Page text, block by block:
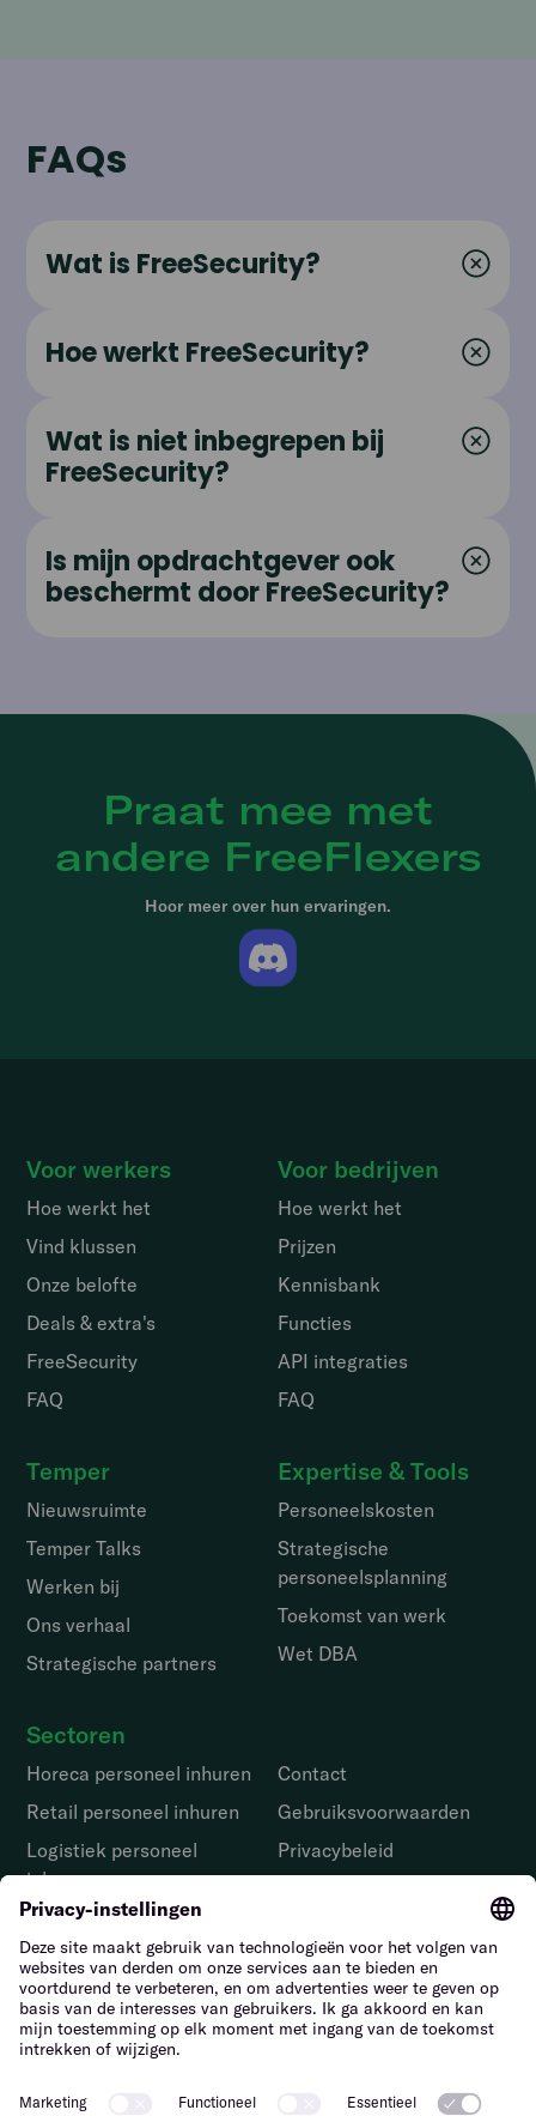
FAQs
Wat is FreeSecurity?
Hoe werkt FreeSecurity?
Wat is niet inbegrepen bij
FreeSecurity?
Is mijn opdrachtgever ook
beschermt door FreeSecurity?
Praat mee met
andere FreeFlexers
Hoor meer over hun ervaringen.
Voor werkers
Hoe werkt het
Vind klussen
Onze belofte
Deals & extra's
FreeSecurity
FAQ
Temper
Nieuwsruimte
Temper Talks
Werken bij
Ons verhaal
Strategische partners
Sectoren
Horeca personeel inhuren
Retail personeel inhuren
Logistiek personeel
inhuren
Facilitair personeel
inhuren
Tuinbouw personeel
inhuren
Bouwpersoneel inhuren
Voor bedrijven
Hoe werkt het
Prijzen
Kennisbank
Functies
API integraties
FAQ
Expertise & Tools
Personeelskosten
Strategische
personeelsplanning
Toekomst van werk
Wet DBA
Contact
Gebruiks­voorwaarden
Privacybeleid